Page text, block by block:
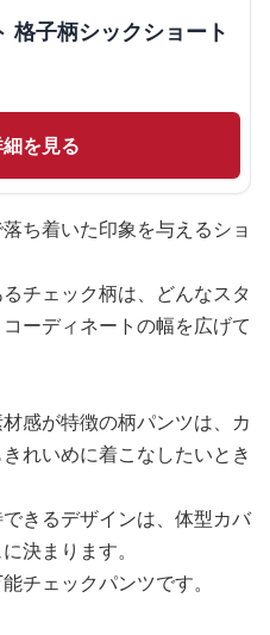
格子柄シックショート
を見る
ち着いた印象を与えるショ
チェック柄は、どんなスタ
ーディネートの幅を広げて
感が特徴の柄パンツは、カ
れいめに着こなしたいとき
きるデザインは、体型カバ
決まります。
チェックパンツです。